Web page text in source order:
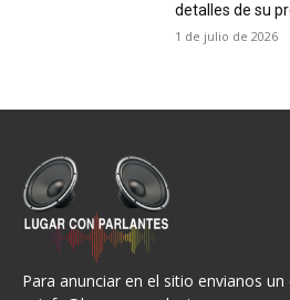
detalles de su
1 de julio de 2026
Para anunciar en el sitio envianos un